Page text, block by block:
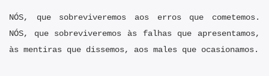
NÓS, que sobreviveremos aos erros que cometemos.
NÓS, que sobreviveremos às falhas que apresentamos,
às mentiras que dissemos, aos males que ocasionamos.